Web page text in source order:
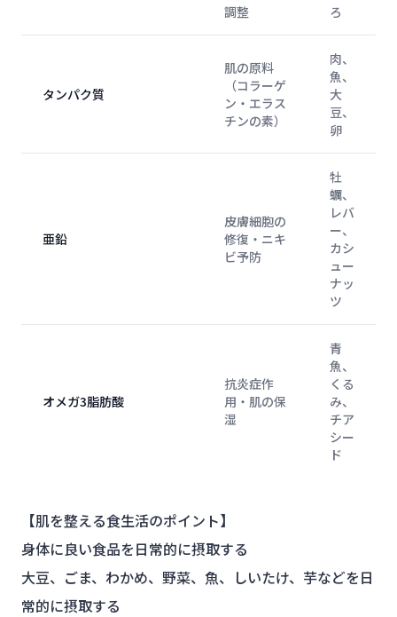
調整
ろ
タンパク質
肌の原料
（コラーゲ
ン・エラス
チンの素）
肉、
魚、
大
豆、
卵
亜鉛
皮膚細胞の
修復・ニキ
ビ予防
牡
蠣、
レバ
ー、
カシ
ュー
ナッ
ツ
オメガ3脂肪酸
抗炎症作
用・肌の保
湿
青
魚、
くる
み、
チア
シー
ド
【肌を整える食生活のポイント】
身体に良い食品を日常的に摂取する
大豆、ごま、わかめ、野菜、魚、しいたけ、芋などを日
常的に摂取する